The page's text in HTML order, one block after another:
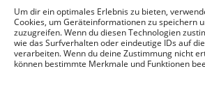
Um dir ein optimales Erlebnis zu bieten,
Cookies, um Geräteinformationen zu speichern
zuzugreifen. Wenn du diesen Technologien
wie das Surfverhalten oder eindeutige IDs auf
verarbeiten. Wenn du deine Zustimmung nicht
können bestimmte Merkmale und Funktionen
BILDUNG
Programm